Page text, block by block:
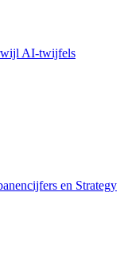
AI-twijfels
en Strategy